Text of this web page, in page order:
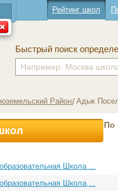
Рейтинг школ
Быстрый поиск
Район Адык
По
Школа ...
Школа,...